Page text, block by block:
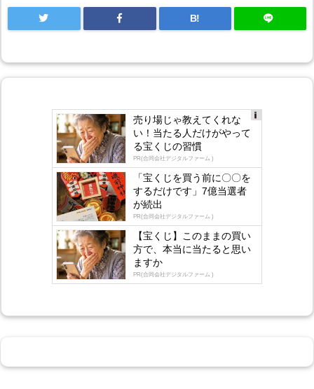
B!
gly
売り場じゃ教えてくれな
い！当たる人だけがやって
る宝くじの習慣
PR(合同会社デジタルファーム )
「宝くじを買う前に〇〇を
するだけです」7億当選者
が続出
PR(合同会社デジタルファーム )
【宝くじ】このままの買い
方で、本当に当たると思い
ますか
PR(合同会社デジタルファーム )